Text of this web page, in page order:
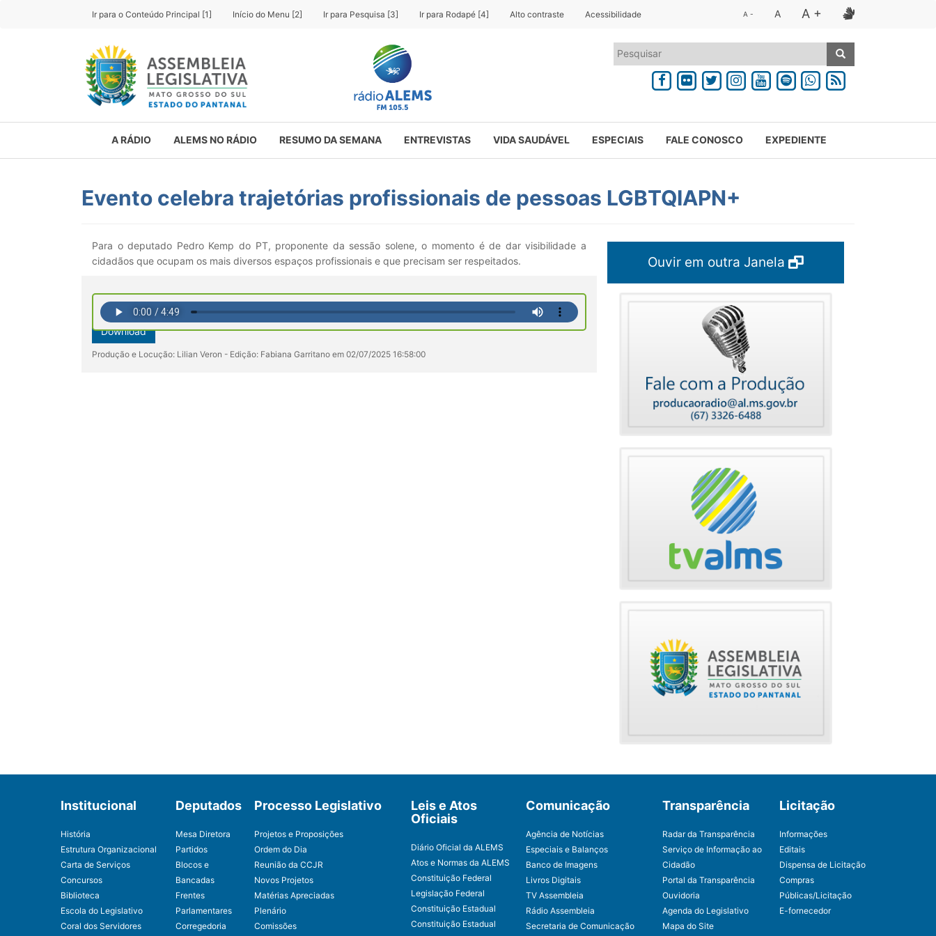
Ir para o Conteúdo Principal [1] Início do Menu [2] Ir para Pesquisa [3] Ir para Rodapé [4] Alto contraste Acessibilidade A - A A +
A RÁDIO ALEMS NO RÁDIO RESUMO DA SEMANA ENTREVISTAS VIDA SAUDÁVEL ESPECIAIS FALE CONOSCO EXPEDIENTE
Evento celebra trajetórias profissionais de pessoas LGBTQIAPN+
Para o deputado Pedro Kemp do PT, proponente da sessão solene, o momento é de dar visibilidade a
cidadãos que ocupam os mais diversos espaços profissionais e que precisam ser respeitados.
Download
Produção e Locução: Lilian Veron - Edição: Fabiana Garritano em 02/07/2025 16:58:00
Ouvir em outra Janela
Institucional
História
Estrutura Organizacional
Carta de Serviços
Concursos
Biblioteca
Escola do Legislativo
Coral dos Servidores
Deputados
Mesa Diretora
Partidos
Blocos e
Bancadas
Frentes
Parlamentares
Corregedoria
Processo Legislativo
Projetos e Proposições
Ordem do Dia
Reunião da CCJR
Novos Projetos
Matérias Apreciadas
Plenário
Comissões
Leis e Atos
Oficiais
Diário Oficial da ALEMS
Atos e Normas da ALEMS
Constituição Federal
Legislação Federal
Constituição Estadual
Constituição Estadual
Comunicação
Agência de Notícias
Especiais e Balanços
Banco de Imagens
Livros Digitais
TV Assembleia
Rádio Assembleia
Secretaria de Comunicação
Transparência
Radar da Transparência
Serviço de Informação ao
Cidadão
Portal da Transparência
Ouvidoria
Agenda do Legislativo
Mapa do Site
Licitação
Informações
Editais
Dispensa de Licitação
Compras
Públicas/Licitação
E-fornecedor